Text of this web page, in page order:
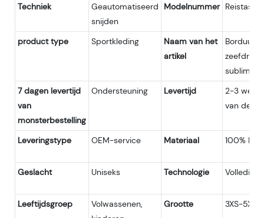
Techniek
Geautomatiseerd
snijden
Modelnummer Reistas-2
product type Sportkleding
Naam van het
artikel
7 dagen levertijd
van
monsterbestelling
Ondersteuning Levertijd
2-3
van de
Leveringstype OEM-service Materiaal 100%
Geslacht Uniseks Technologie Volledig
Leeftijdsgroep
Volwassenen,
Grootte 3XS-5XL